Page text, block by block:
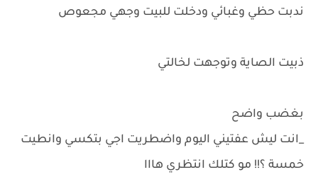
ندبت حظي وغبائي ودخلت للبيت وجهي مجعوص
ذبيت الصاية وتوجهت لخالتي
بغضب واضح
_انت ليش عفتيني اليوم واضطريت اجي بتكسي وانطيت
خمسة ؟!! مو كتلك انتظري هااا